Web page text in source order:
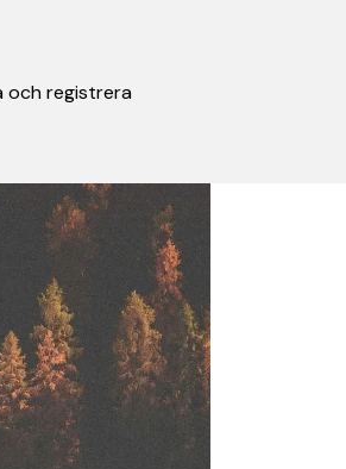
och registrera